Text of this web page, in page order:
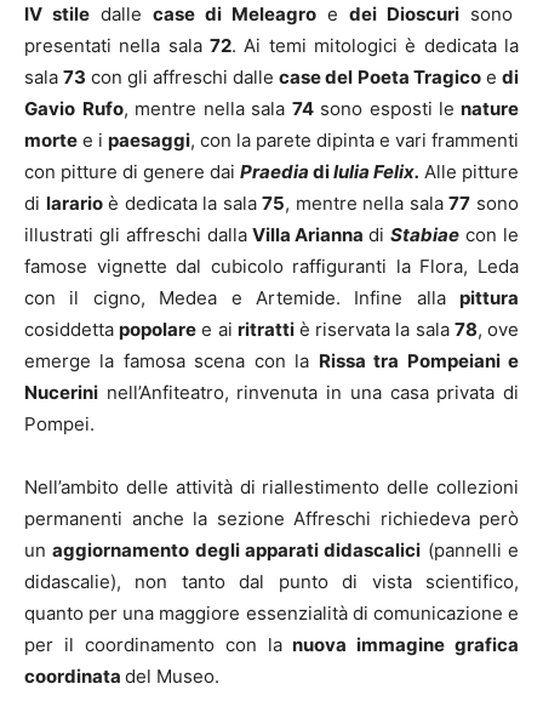
IV stile dalle case di Meleagro e dei Dioscuri sono
presentati nella sala 72. Ai temi mitologici è dedicata la
sala 73 con gli affreschi dalle case del Poeta Tragico e di
Gavio Rufo, mentre nella sala 74sono esposti le nature
morte e i paesaggi, con la parete dipinta e vari frammenti
con pitture di genere dai Praedia diIulia Felix. Alle pitture
di lararioè dedicata la sala75, mentre nella sala77 sono
illustrati gli affreschi dallaVilla AriannadiStabiae con le
famose vignette dal cubicolo raffiguranti la Flora, Leda
con il cigno, Medea e Artemide. Infine alla pittura
cosiddettapopolare e ai ritrattiè riservata la sala 78, ove
emerge la famosa scena con la Rissa tra Pompeiani e
Nucerini nell’Anfiteatro, rinvenuta in una casa privata di
Pompei.
Nell’ambito delle attività di riallestimento delle collezioni
permanenti anche la sezione Affreschi richiedeva però
unaggiornamento degli apparati didascalici (pannelli e
didascalie), non tanto dal punto di vista scientifico,
quanto per una maggiore essenzialità di comunicazione e
per il coordinamento con la nuova immagine grafica
coordinata del Museo.